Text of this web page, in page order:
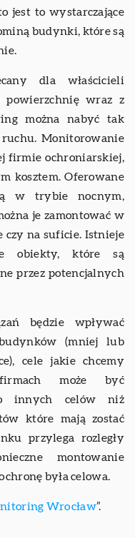
jest to wystarczające
budynki, które są
dla właścicieli
powierzchnię wraz z
można nabyć tak
Monitorowanie
firmie ochroniarskiej,
kosztem. Oferowane
w trybie nocnym,
je zamontować w
czy na suficie. Istnieje
obiekty, które są
przez potencjalnych
będzie wpływać
(mniej lub
cele jakie chcemy
może być
innych celów niż
które mają zostać
przylega rozległy
montowanie
była celowa.
Wrocław”.